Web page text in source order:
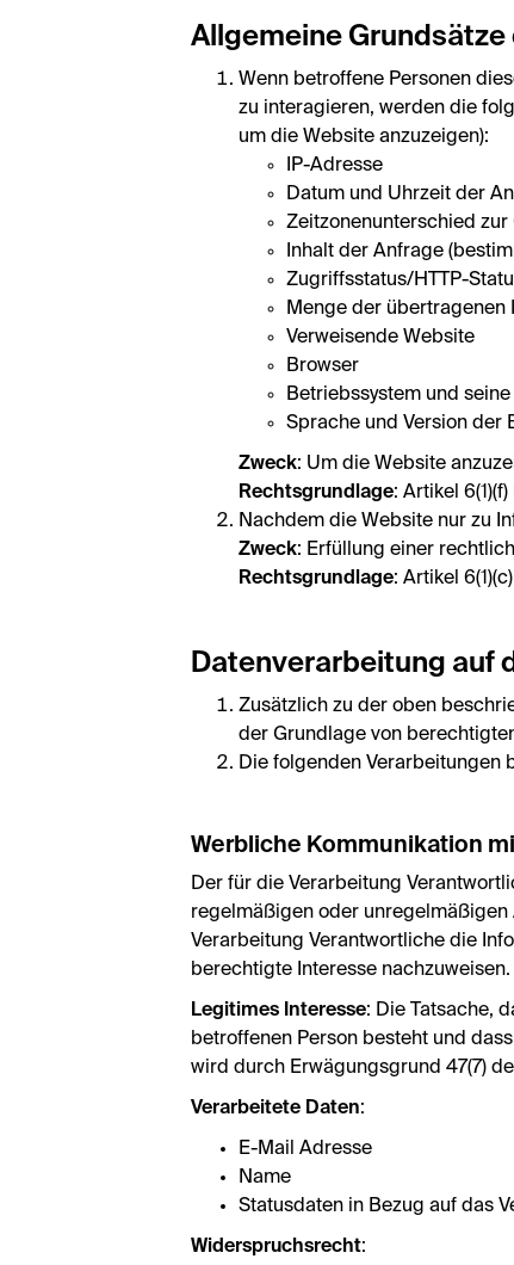
Allgemeine
Wenn betroffene Personen
zu interagieren, werden die
um die Website anzuzeigen):
IP-Adresse
Datum und Uhrzeit der
Zeitzonenunterschied zur
Inhalt der Anfrage
Zugriffsstatus/HTTP-
Menge der übertragenen
Verweisende Website
Browser
Betriebssystem und
Sprache und Version der
Zweck: Um die Website
Rechtsgrundlage: Artikel
Nachdem die Website nur zu
Zweck: Erfüllung einer
Rechtsgrundlage: Artikel
Datenverarbeitung auf
Zusätzlich zu der oben
der Grundlage von
Die folgenden Verarbeitungen
Werbliche Kommunikation
Der für die Verarbeitung
regelmäßigen oder
Verarbeitung Verantwortliche die
berechtigte Interesse nachzuweisen.
Legitimes Interesse: Die Tatsache,
betroffenen Person besteht und
wird durch Erwägungsgrund 47(7)
Verarbeitete Daten:
E-Mail Adresse
Name
Statusdaten in Bezug auf das
Widerspruchsrecht: